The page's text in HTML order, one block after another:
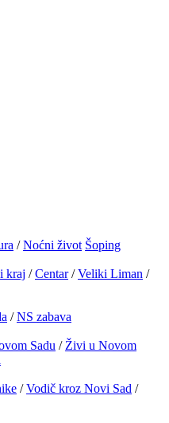
/Noćni život Šoping
kraj /Centar/Veliki Liman /
/NS zabava
Sadu / Živi u Novom
/Vodič kroz Novi Sad /